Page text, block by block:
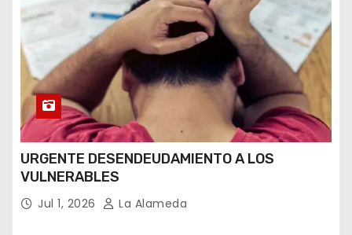
URGENTE DESENDEUDAMIENTO A LOS
VULNERABLES
Jul 1, 2026 La Alameda